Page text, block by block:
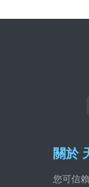
關於
您可信